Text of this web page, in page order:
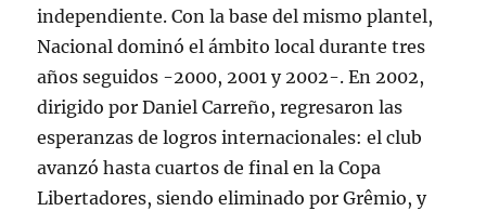
independiente. Con la base del mismo plantel,
Nacional dominó el ámbito local durante tres
años seguidos -2000, 2001 y 2002-. En 2002,
dirigido por Daniel Carreño, regresaron las
esperanzas de logros internacionales: el club
avanzó hasta cuartos de final en la Copa
Libertadores, siendo eliminado por Grêmio, y